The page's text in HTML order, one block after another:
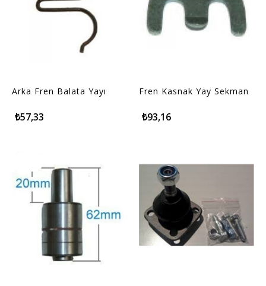
Arka Fren Balata Yayı
₺57,33
Fren Kasnak Yay Sekman
₺93,16